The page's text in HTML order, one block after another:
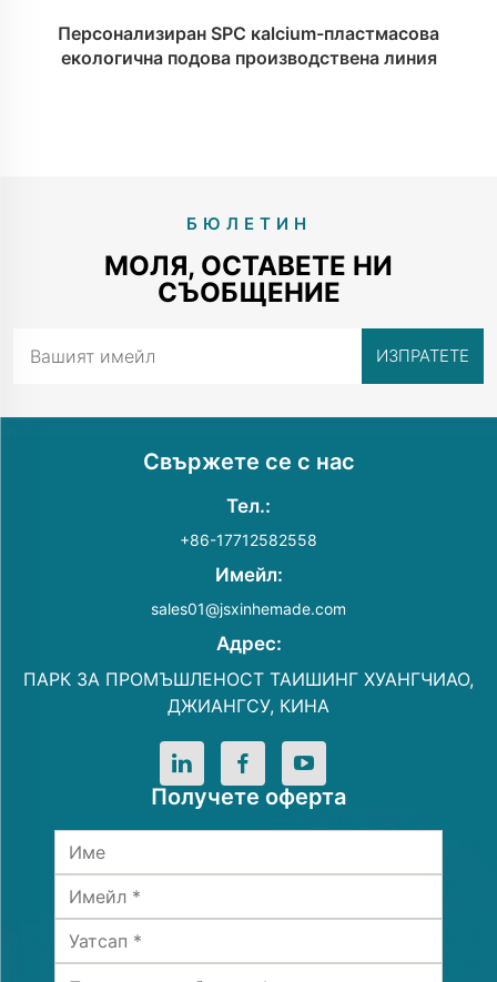
Персонализиран SPC кalcium-пластмасова
екологична подова производствена линия
БЮЛЕТИН
МОЛЯ, ОСТАВЕТЕ НИ
СЪОБЩЕНИЕ
Свържете се с нас
Тел.:
+86-17712582558
Имейл:
sales01@jsxinhemade.com
Адрес:
ПАРК ЗА ПРОМЪШЛЕНОСТ ТАИШИНГ ХУАНГЧИАО,
ДЖИАНГСУ, КИНА
Получете оферта